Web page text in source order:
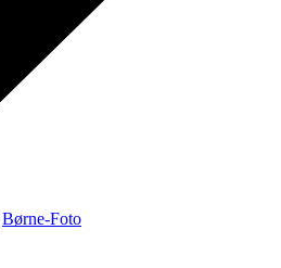
Børne-Foto